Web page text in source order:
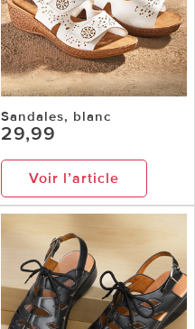
Sandales, blanc
29,99
Voir l’article